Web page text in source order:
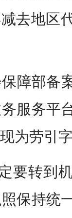
减去地区
障部备
服务平
为劳引
要转到
保持统